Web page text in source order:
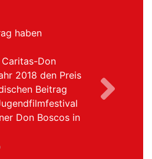
und Lenni
und
Vornoviziat der
der
prüfen, ob das
in der Nachfolge
Einsatz für junge
Boscos etwas für